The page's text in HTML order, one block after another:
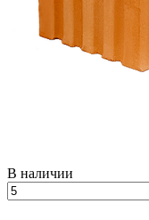
В наличии